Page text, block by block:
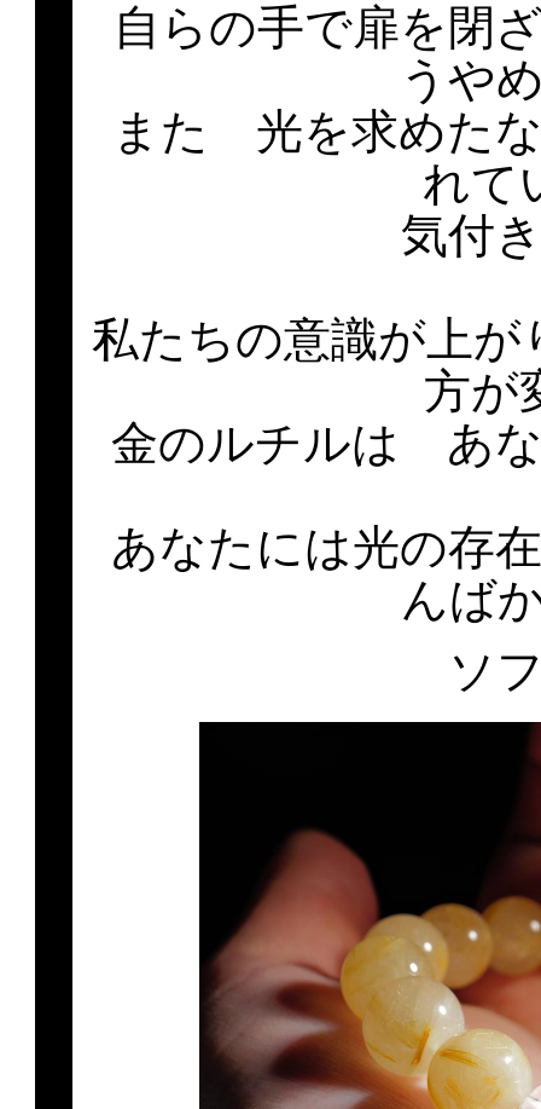
自らの手で扉を閉
うや
また 光を求めた
れて
気付
私たちの意識が上
方が
金のルチルは あ
あなたには光の存
んば
ソ